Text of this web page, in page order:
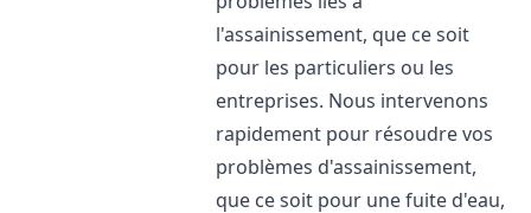
l'assainissement, que ce soit
pour les particuliers ou les
entreprises. Nous intervenons
rapidement pour résoudre vos
problèmes d'assainissement,
que ce soit pour une fuite d'eau,